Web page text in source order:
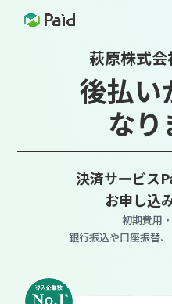
萩原株式
後払い
なり
決済サービス
お申し込
初期費用
銀行振込や口座振替、